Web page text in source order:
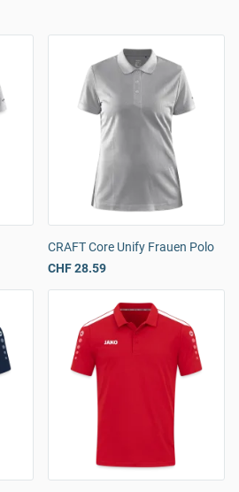
CRAFT Core Unify Frauen Polo
CHF 28.59